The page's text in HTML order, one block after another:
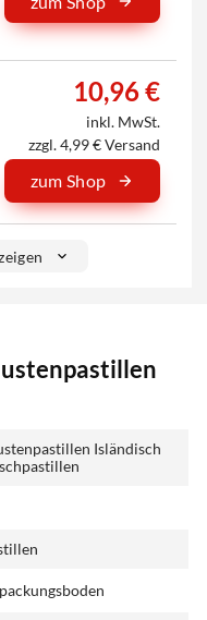
10,96 €
inkl. MwSt.
zzgl. 4,99 € Versand
zum Shop
Isländisch